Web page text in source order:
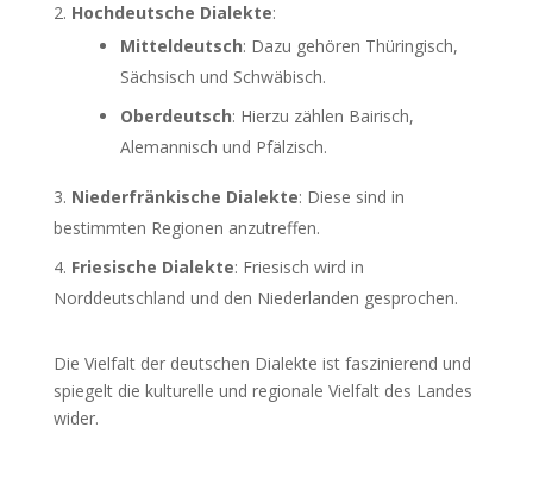
Hochdeutsche Dialekte:
Mitteldeutsch: Dazu gehören Thüringisch,
Sächsisch und Schwäbisch.
Oberdeutsch: Hierzu zählen Bairisch,
Alemannisch und Pfälzisch.
Niederfränkische Dialekte: Diese sind in
bestimmten Regionen anzutreffen.
Friesische Dialekte: Friesisch wird in
Norddeutschland und den Niederlanden gesprochen.
Die Vielfalt der deutschen Dialekte ist faszinierend und
spiegelt die kulturelle und regionale Vielfalt des Landes
wider.